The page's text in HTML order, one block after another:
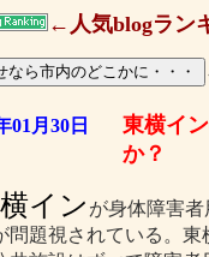
←人気blogラン
01月30日
東横イ
か？
イン が身体障害
問題視されている。